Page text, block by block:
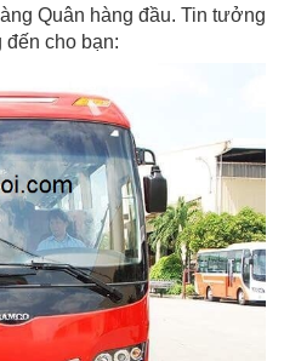
Quân hàng đầu. Tin tưởng
đến cho bạn: